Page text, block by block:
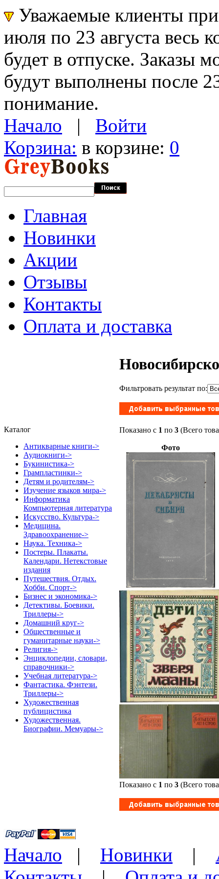
Уважаемые клиенты
июля по 23 августа весь
будет в отпуске. Заказы
будут выполнены после
понимание.
Начало | Войти
Корзина: в корзине: 0
Главная
Новинки
Акции
Отзывы
Контакты
Оплата и доставка
Каталог
Антикварные книги->
Аудиокниги->
Букинистика->
Грампластинки->
Детям и родителям->
Изучение языков мира->
Информатика
Компьютерная литература
Искусство. Культура->
Медицина.
Здравоохранение->
Наука. Техника->
Постеры. Плакаты.
Календари. Нетекстовые
издания
Путешествия. Отдых.
Хобби. Спорт->
Бизнес и экономика->
Детективы. Боевики.
Триллеры->
Домашний круг->
Общественные и
гуманитарные науки->
Религия->
Энциклопедии, словари,
справочники->
Учебная литература->
Фантастика. Фэнтези.
Триллеры->
Художественная
публицистика
Художественная.
Биографии. Мемуары->
Фильтровать результат по:
Показано с 1 по 3 (Всего
Фото
Показано с 1 по 3 (Всего
Начало | Новинки |